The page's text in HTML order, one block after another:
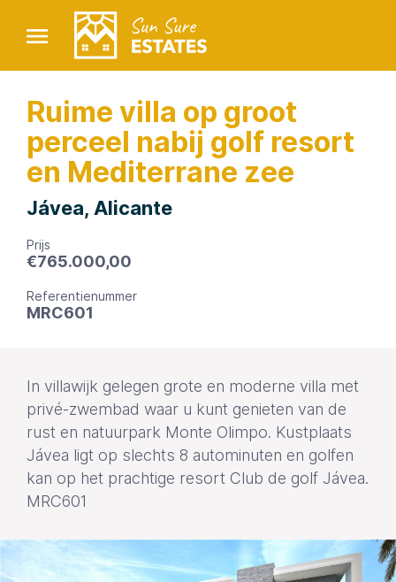
Ruime villa op groot
perceel nabij golf resort
en Mediterrane zee
Jávea, Alicante
Prijs
€765.000,00
Referentienummer
MRC601
In villawijk gelegen grote en moderne villa met
privé-zwembad waar u kunt genieten van de
rust en natuurpark Monte Olimpo. Kustplaats
Jávea ligt op slechts 8 autominuten en golfen
kan op het prachtige resort Club de golf Jávea.
MRC601